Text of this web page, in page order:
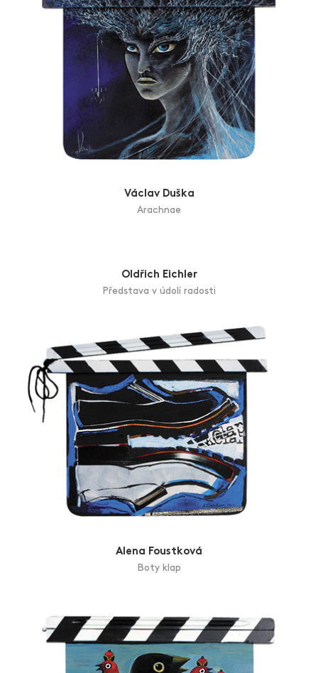
Václav Duška
Arachnae
Oldřich Eichler
Představa v údolí radosti
Alena Foustková
Boty klap